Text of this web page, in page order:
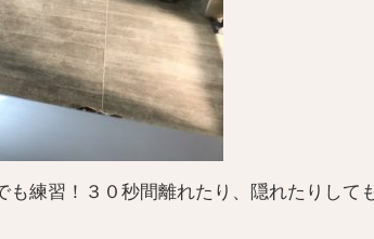
も練習！３０秒間離れたり、隠れたりし